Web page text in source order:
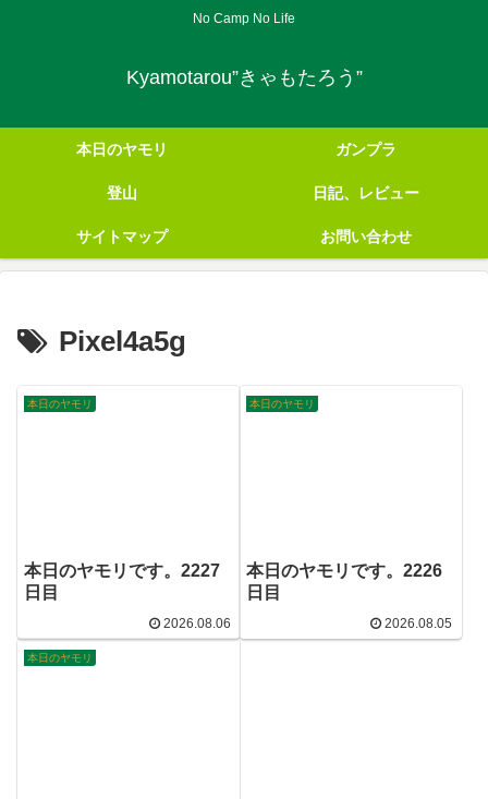
No Camp No Life
Kyamotarou”きゃもたろう”
本日のヤモリ ガンプラ
登山 日記、レビュー
サイトマップ お問い合わせ
Pixel4a5g
本日のヤモリ
本日のヤモリです。2227
日目
2026.08.06
本日のヤモリ
本日のヤモリです。2226
日目
2026.08.05
本日のヤモリ